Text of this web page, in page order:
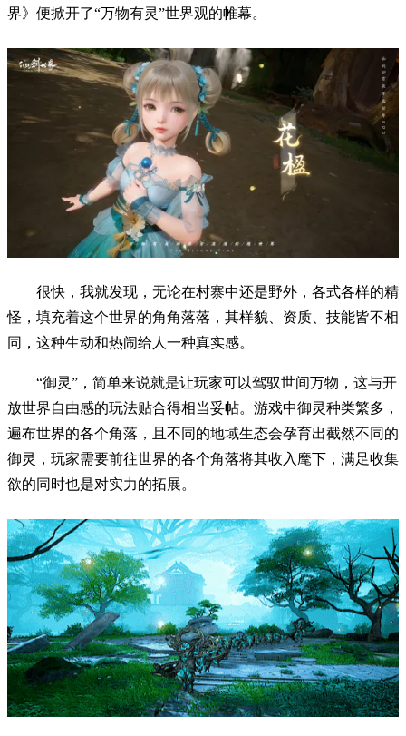
界》便掀开了“万物有灵”世界观的帷幕。
很快，我就发现，无论在村寨中还是野外，各式各样的精
怪，填充着这个世界的角角落落，其样貌、资质、技能皆不相
同，这种生动和热闹给人一种真实感。
“御灵”，简单来说就是让玩家可以驾驭世间万物，这与开
放世界自由感的玩法贴合得相当妥帖。游戏中御灵种类繁多，
遍布世界的各个角落，且不同的地域生态会孕育出截然不同的
御灵，玩家需要前往世界的各个角落将其收入麾下，满足收集
欲的同时也是对实力的拓展。